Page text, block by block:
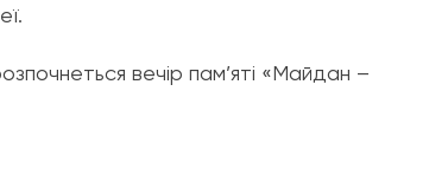
вечір пам’яті «Майдан –